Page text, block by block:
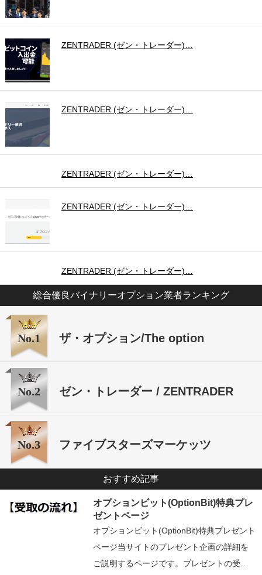
ZENTRADER (ゼン・トレーダー)…
ZENTRADER (ゼン・トレーダー)…
ZENTRADER (ゼン・トレーダー)…
ZENTRADER (ゼン・トレーダー)…
ZENTRADER (ゼン・トレーダー)…
総合優良バイナリーオプション業者ランキング
No.1 ザ・オプション/The option
No.2 ゼン・トレーダー / ZENTRADER
No.3 ファイブスターズマーケッツ
おすすめ記事
オプションビット(OptionBit)特典プレ
ゼントページ
オプションビット(OptionBit)特典プレゼント
ページ当サイトのプレゼント企画の詳細を
ご説明するページです。プレゼントの受…